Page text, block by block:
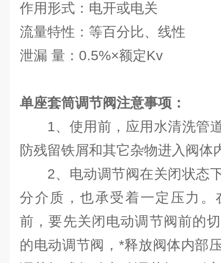
作用形式：电开或电关
流量特性：等百分比、线性
泄漏 量：0.5%×额定Kv
单座套筒调节阀注意事项：
1、使用前，应用水清洗管
防残留铁屑和其它杂物进入阀体
2、电动调节阀在关闭状态
分介质，也承受着一定压力。
前，要先关闭电动调节阀前的
的电动调节阀，*释放阀体内部